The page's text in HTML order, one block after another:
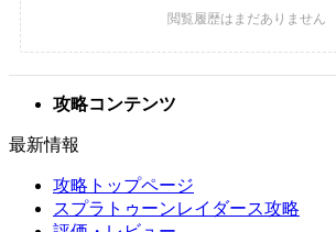
攻略コンテンツ
最新情報
攻略トップページ
スプラトゥーンレイダース攻略